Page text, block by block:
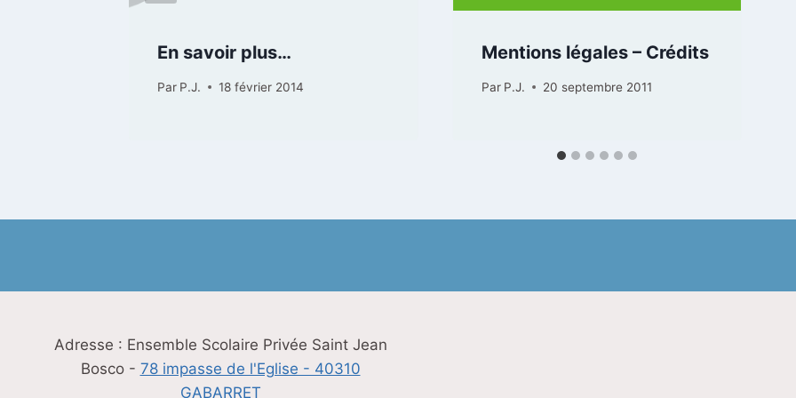
En savoir plus…
Par P.J. 18 février 2014
Mentions légales – Crédits
Par P.J. 20 septembre 2011
Adresse : Ensemble Scolaire Privée Saint Jean
Bosco - 78 impasse de l'Eglise - 40310
GABARRET